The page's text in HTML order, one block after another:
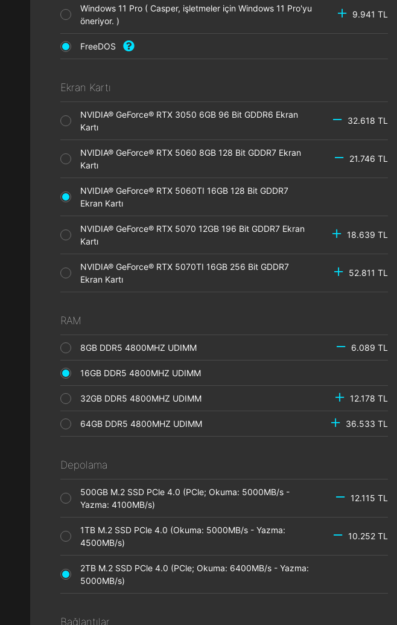
Windows 11 Pro ( Casper, işletmeler için Windows 11 Pro'yu
öneriyor. )
9.941 TL
FreeDOS
Ekran Kartı
NVIDIA® GeForce® RTX 3050 6GB 96 Bit GDDR6 Ekran
Kartı
32.618 TL
NVIDIA® GeForce® RTX 5060 8GB 128 Bit GDDR7 Ekran
Kartı
21.746 TL
NVIDIA® GeForce® RTX 5060TI 16GB 128 Bit GDDR7
Ekran Kartı
NVIDIA® GeForce® RTX 5070 12GB 196 Bit GDDR7 Ekran
Kartı
18.639 TL
NVIDIA® GeForce® RTX 5070TI 16GB 256 Bit GDDR7
Ekran Kartı
52.811 TL
RAM
8GB DDR5 4800MHZ UDIMM 6.089 TL
16GB DDR5 4800MHZ UDIMM
32GB DDR5 4800MHZ UDIMM 12.178 TL
64GB DDR5 4800MHZ UDIMM 36.533 TL
Depolama
500GB M.2 SSD PCle 4.0 (PCle; Okuma: 5000MB/s -
Yazma: 4100MB/s)
12.115 TL
1TB M.2 SSD PCle 4.0 (Okuma: 5000MB/s - Yazma:
4500MB/s)
10.252 TL
2TB M.2 SSD PCle 4.0 (PCle; Okuma: 6400MB/s - Yazma:
5000MB/s)
Bağlantılar